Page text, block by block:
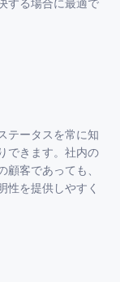
する場合に最適で
テータスを常に知
できます。社内の
客であっても、
性を提供しやすく